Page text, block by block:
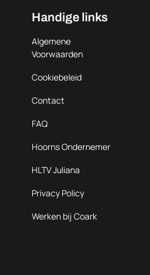
Handige links
Algemene
Voorwaarden
Cookiebeleid
Contact
FAQ
Hoorns Ondernemer
HLTV Juliana
Privacy Policy
Werken bij Coark